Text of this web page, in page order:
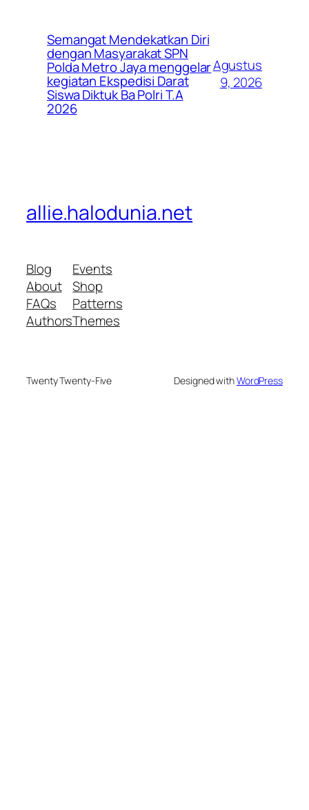
Semangat Mendekatkan Diri
dengan Masyarakat SPN
Polda Metro Jaya menggelar
kegiatan Ekspedisi Darat
Siswa Diktuk Ba Polri T.A
2026
Agustus
9, 2026
allie.halodunia.net
Blog
About
FAQs
Authors
Events
Shop
Patterns
Themes
Twenty Twenty-Five Designed withWordPress